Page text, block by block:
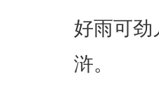
好雨可
浒。